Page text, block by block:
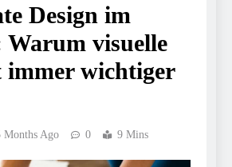
Design im
Warum visuelle
wichtiger
Months Ago 0 9 Mins